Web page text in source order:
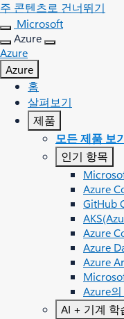
주 콘텐츠로 건너뛰기
Microsoft
Azure
Azure
Azure
홈
살펴보기
제품
모든 제품 보
인기 항목
Azure
GitHub
Azure
Azure
Azure
Azure
AI + 기계 학